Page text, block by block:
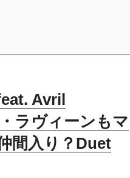
Avril
ラヴィーンもマ
間入り？Duet